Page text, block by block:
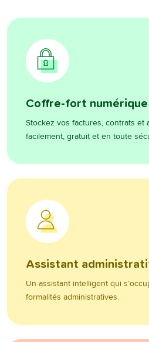
Coffre-fort
Stockez vos factures, contrats et
facilement, gratuit et en toute
Assistant
Un assistant intelligent qui
formalités administratives.